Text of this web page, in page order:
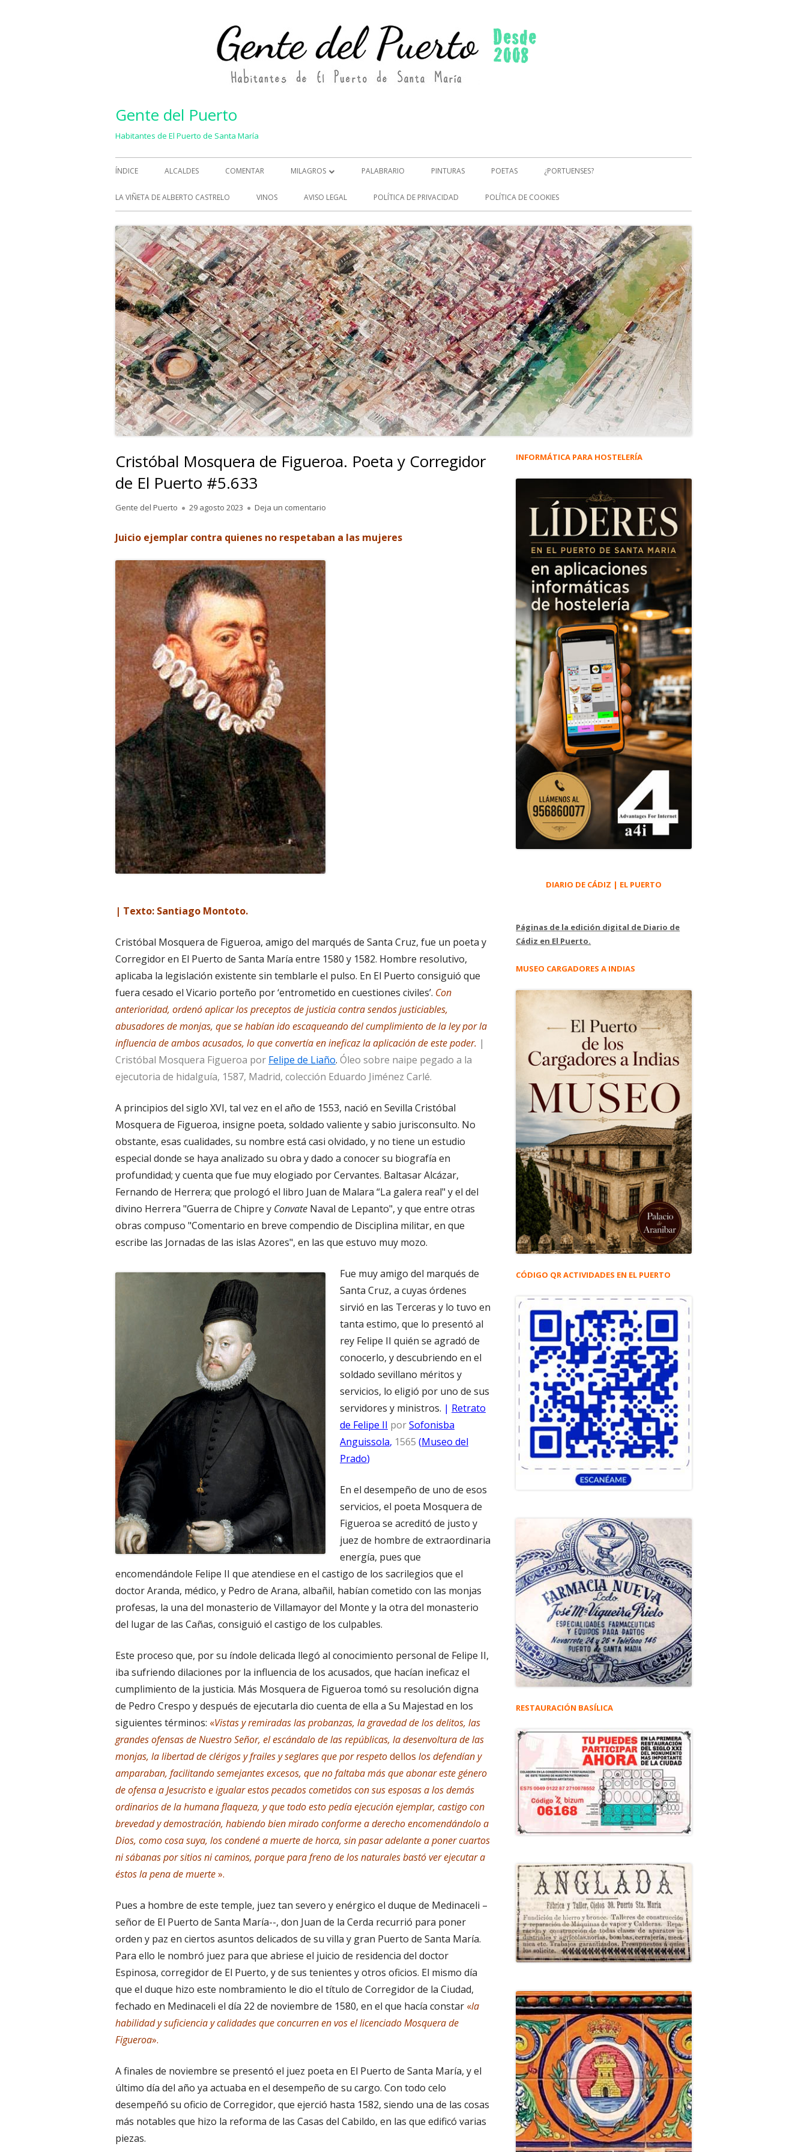
Gente del Puerto
Habitantes de El Puerto de Santa María
Menú
principal
ÍNDICE ALCALDES COMENTAR MILAGROS
MILAGROS (2)
PALABRARIO PINTURAS POETAS ¿PORTUENSES?
LA VIÑETA DE ALBERTO CASTRELO VINOS AVISO LEGAL POLÍTICA DE PRIVACIDAD POLÍTICA DE COOKIES
Cristóbal Mosquera de Figueroa. Poeta y Corregidor
de El Puerto #5.633
Autor
Gente del Puerto
Publicado
29 agosto 2023 Deja un comentario para Cristóbal Mosquera de Figueroa. Poeta y Corregidor de El Puerto #5.633
Juicio ejemplar contra quienes no respetaban a las mujeres
| Texto: Santiago Montoto.
Cristóbal Mosquera de Figueroa, amigo del marqués de Santa Cruz, fue un poeta y
Corregidor en El Puerto de Santa María entre 1580 y 1582. Hombre resolutivo,
aplicaba la legislación existente sin temblarle el pulso. En El Puerto consiguió que
fuera cesado el Vicario porteño por ‘entrometido en cuestiones civiles’. Con
anterioridad, ordenó aplicar los preceptos de justicia contra sendos justiciables,
abusadores de monjas, que se habían ido escaqueando del cumplimiento de la ley por la
influencia de ambos acusados, lo que convertía en ineficaz la aplicación de este poder. |
Cristóbal Mosquera Figueroa por Felipe de Liaño. Óleo sobre naipe pegado a la
ejecutoria de hidalguía, 1587, Madrid, colección Eduardo Jiménez Carlé.
A principios del siglo XVI, tal vez en el año de 1553, nació en Sevilla Cristóbal
Mosquera de Figueroa, insigne poeta, soldado valiente y sabio jurisconsulto. No
obstante, esas cualidades, su nombre está casi olvidado, y no tiene un estudio
especial donde se haya analizado su obra y dado a conocer su biografía en
profundidad; y cuenta que fue muy elogiado por Cervantes. Baltasar Alcázar,
Fernando de Herrera; que prologó el libro Juan de Malara “La galera real" y el del
divino Herrera "Guerra de Chipre y Convate Naval de Lepanto", y que entre otras
obras compuso "Comentario en breve compendio de Disciplina militar, en que
escribe las Jornadas de las islas Azores", en las que estuvo muy mozo.
Fue muy amigo del marqués de
Santa Cruz, a cuyas órdenes
sirvió en las Terceras y lo tuvo en
tanta estimo, que lo presentó al
rey Felipe II quién se agradó de
conocerlo, y descubriendo en el
soldado sevillano méritos y
servicios, lo eligió por uno de sus
servidores y ministros. | Retrato
de Felipe II porSofonisba
Anguissola, 1565 (Museo del
Prado)
En el desempeño de uno de esos
servicios, el poeta Mosquera de
Figueroa se acreditó de justo y
juez de hombre de extraordinaria
energía, pues que
encomendándole Felipe II que atendiese en el castigo de los sacrilegios que el
doctor Aranda, médico, y Pedro de Arana, albañil, habían cometido con las monjas
profesas, la una del monasterio de Villamayor del Monte y la otra del monasterio
del lugar de las Cañas, consiguió el castigo de los culpables.
Este proceso que, por su índole delicada llegó al conocimiento personal de Felipe II,
iba sufriendo dilaciones por la influencia de los acusados, que hacían ineficaz el
cumplimiento de la justicia. Más Mosquera de Figueroa tomó su resolución digna
de Pedro Crespo y después de ejecutarla dio cuenta de ella a Su Majestad en los
siguientes términos: «Vistas y remiradas las probanzas, la gravedad de los delitos, las
grandes ofensas de Nuestro Señor, el escándalo de las repúblicas, la desenvoltura de las
monjas, la libertad de clérigos y frailes y seglares que por respetodellos los defendían y
amparaban, facilitando semejantes excesos, que no faltaba más que abonar este género
de ofensa a Jesucristo e igualar estos pecados cometidos con sus esposas a los demás
ordinarios de la humana flaqueza, y que todo esto pedía ejecución ejemplar, castigo con
brevedad y demostración, habiendo bien mirado conforme a derecho encomendándolo a
Dios, como cosa suya, los condené a muerte de horca, sin pasar adelante a poner cuartos
ni sábanas por sitios ni caminos, porque para freno de los naturales bastó ver ejecutar a
éstos la pena de muerte».
Pues a hombre de este temple, juez tan severo y enérgico el duque de Medinaceli –
señor de El Puerto de Santa María--, don Juan de la Cerda recurrió para poner
orden y paz en ciertos asuntos delicados de su villa y gran Puerto de Santa María.
Para ello le nombró juez para que abriese el juicio de residencia del doctor
Espinosa, corregidor de El Puerto, y de sus tenientes y otros oficios. El mismo día
que el duque hizo este nombramiento le dio el título de Corregidor de la Ciudad,
fechado en Medinaceli el día 22 de noviembre de 1580, en el que hacía constar «la
habilidad y suficiencia y calidades que concurren en vos el licenciado Mosquera de
Figueroa».
A finales de noviembre se presentó el juez poeta en El Puerto de Santa María, y el
último día del año ya actuaba en el desempeño de su cargo. Con todo celo
desempeñó su oficio de Corregidor, que ejerció hasta 1582, siendo una de las cosas
más notables que hizo la reforma de las Casas del Cabildo, en las que edificó varias
piezas.
Barra
principal
INFORMÁTICA PARA HOSTELERÍA
DIARIO DE CÁDIZ | EL PUERTO
Páginas de la edición digital de Diario de
Cádiz en El Puerto.
MUSEO CARGADORES A INDIAS
CÓDIGO QR ACTIVIDADES EN EL PUERTO
RESTAURACIÓN BASÍLICA